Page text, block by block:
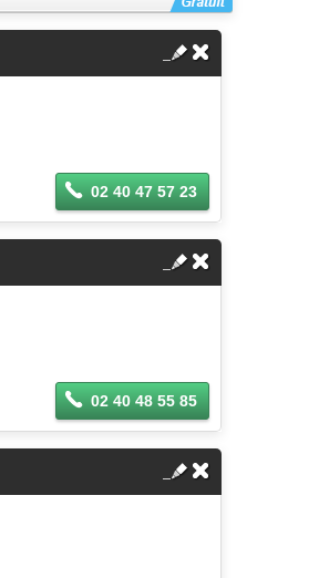
02 40 47 57 23
02 40 48 55 85